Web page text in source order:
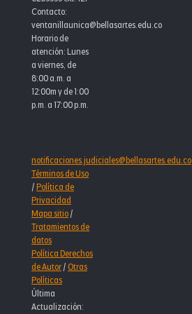
Contacto:
ventanillaunica@bellasartes.edu.co
Horario de
atención: Lunes
a viernes, de
8:00 a.m. a
12:00m y de 1:00
p.m. a 17:00 p.m.
notificaciones.judiciales@bellasartes.edu.co
Términos de Uso
/Política de
Privacidad
Mapa sitio/
Tratamientos de
datos
Política Derechos
de Autor/Otras
Políticas
Última
Actualización: